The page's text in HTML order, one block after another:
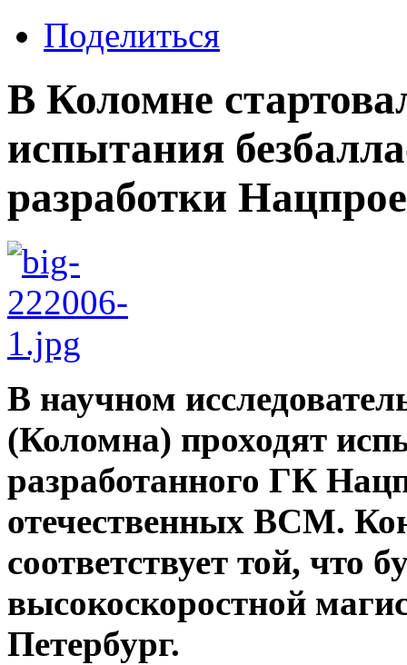
Поделиться
В Коломне
испытания
разработки
В научном
(Коломна) проходят
разработанного ГК
отечественных ВСМ.
соответствует той, что
высокоскоростной
Петербург.